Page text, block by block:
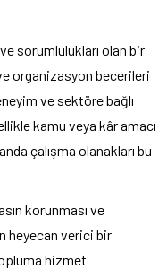
sorumlulukları olan bir
organizasyon becerileri
ve sektöre bağlı
kamu veya kâr amacı
çalışma olanakları bu
korunması ve
heyecan verici bir
hizmet